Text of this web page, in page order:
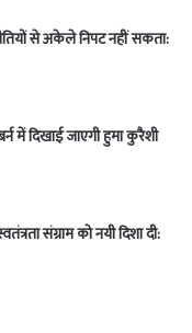
से अकेले निपट नहीं सकता:
में दिखाई जाएगी हुमा कुरैशी
संग्राम को नयी दिशा दी: